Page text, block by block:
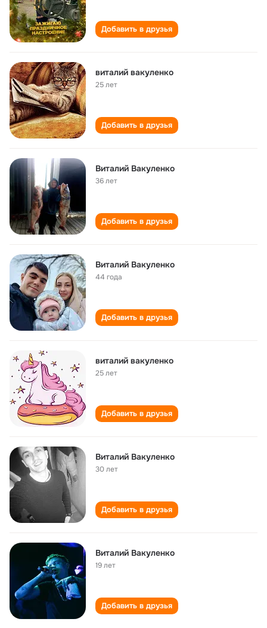
Добавить в друзья
виталий вакуленко
25 лет
Добавить в друзья
Виталий Вакуленко
36 лет
Добавить в друзья
Виталий Вакуленко
44 года
Добавить в друзья
виталий вакуленко
25 лет
Добавить в друзья
Виталий Вакуленко
30 лет
Добавить в друзья
Виталий Вакуленко
19 лет
Добавить в друзья